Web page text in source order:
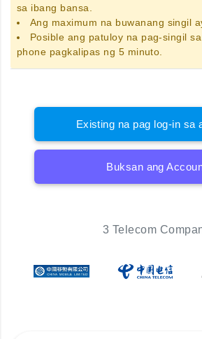
sa ibang bansa.
Ang maximum na buwanang singil
Posible ang patuloy na pag-singil
phone pagkalipas ng 5 minuto.
Existing na pag log-in sa
Buksan ang
3 Telecom